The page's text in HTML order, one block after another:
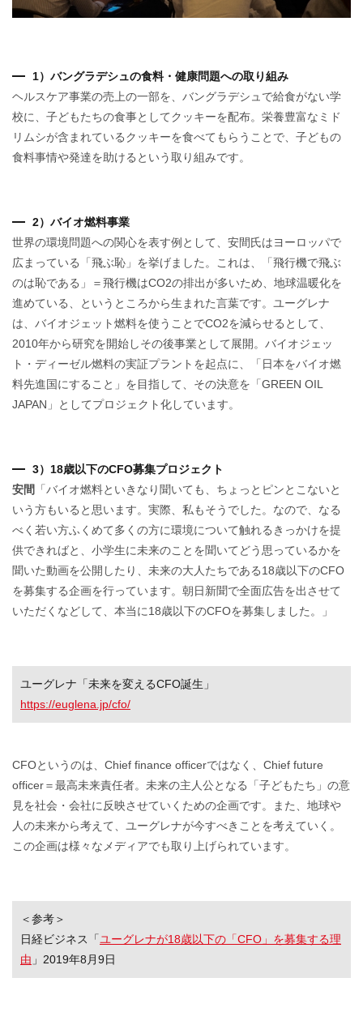
1）バングラデシュの食料・健康問題への取り組み
ヘルスケア事業の売上の一部を、バングラデシュで給食がない学
校に、子どもたちの食事としてクッキーを配布。栄養豊富なミド
リムシが含まれているクッキーを食べてもらうことで、子どもの
食料事情や発達を助けるという取り組みです。
2）バイオ燃料事業
世界の環境問題への関心を表す例として、安間氏はヨーロッパで
広まっている「飛ぶ恥」を挙げました。これは、「飛行機で飛ぶ
のは恥である」＝飛行機はCO2の排出が多いため、地球温暖化を
進めている、というところから生まれた言葉です。ユーグレナ
は、バイオジェット燃料を使うことでCO2を減らせるとして、
2010年から研究を開始しその後事業として展開。バイオジェッ
ト・ディーゼル燃料の実証プラントを起点に、「日本をバイオ燃
料先進国にすること」を目指して、その決意を「GREEN OIL
JAPAN」としてプロジェクト化しています。
3）18歳以下のCFO募集プロジェクト
安間 「バイオ燃料といきなり聞いても、ちょっとピンとこないと
いう方もいると思います。実際、私もそうでした。なので、なる
べく若い方ふくめて多くの方に環境について触れるきっかけを提
供できればと、小学生に未来のことを聞いてどう思っているかを
聞いた動画を公開したり、未来の大人たちである18歳以下のCFO
を募集する企画を行っています。朝日新聞で全面広告を出させて
いただくなどして、本当に18歳以下のCFOを募集しました。」
ユーグレナ「未来を変えるCFO誕生」
https://euglena.jp/cfo/
CFOというのは、Chief finance officerではなく、Chief future
officer＝最高未来責任者。未来の主人公となる「子どもたち」の意
見を社会・会社に反映させていくための企画です。また、地球や
人の未来から考えて、ユーグレナが今すべきことを考えていく。
この企画は様々なメディアでも取り上げられています。
＜参考＞
日経ビジネス「ユーグレナが18歳以下の「CFO」を募集する理
由 」2019年8月9日